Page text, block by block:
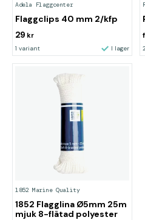
Adela Flaggcenter
Flaggclips 40 mm 2/kfp
29 kr
1 variant I lager
1852 Marine Quality
1852 Flagglina Ø5mm 25m
mjuk 8-flätad polyester